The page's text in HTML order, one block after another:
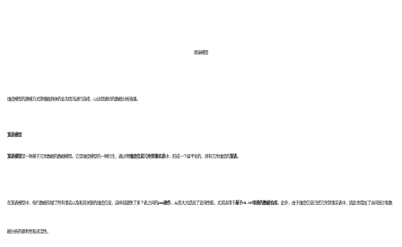
星座模型
维度模型的建模方式需根据具体的业务情况进行选择，以达到更好的数据分析效果。
宽表模型
宽表模型是一种基于冗余数据的数据模型。它是维度模型的一种衍生，通过将维度信息冗余到事实表中，形成一个扁平化的、具有冗余维度的宽表。
在宽表模型中，每行数据存储了所有事实以及和其关联的维度信息，这样就避免了多个表之间的join操作，从而大大提高了查询性能，尤其适用于基于OLAP场景的数据仓库。此外，由于维度信息已经冗余到事实表中，因此也增加了访问统计和 数
据 分析的便利性和灵活性。